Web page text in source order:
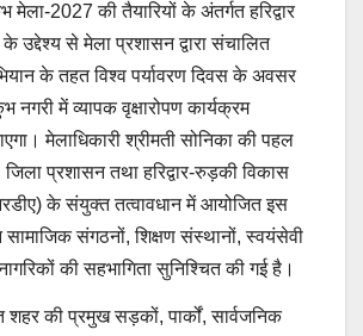
मेला-2027 की तैयारियों के अंतर्गत हरिद्वार
उद्देश्य से मेला प्रशासन द्वारा संचालित
के तहत विश्व पर्यावरण दिवस के अवसर
नगरी में व्यापक वृक्षारोपण कार्यक्रम
मेलाधिकारी श्रीमती सोनिका की पहल
जिला प्रशासन तथा हरिद्वार-रुड़की विकास
के संयुक्त तत्वावधान में आयोजित इस
सामाजिक संगठनों, शिक्षण संस्थानों, स्वयंसेवी
की सहभागिता सुनिश्चित की गई है।
शहर की प्रमुख सड़कों, पार्कों, सार्वजनिक